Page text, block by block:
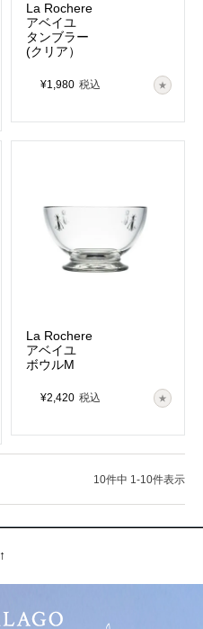
La Rochere
アベイユ
タンブラー
(クリア）
¥1,980 税込
La Rochere
アベイユ
ボウルM
¥2,420 税込
10件中 1 -10件表示
↑